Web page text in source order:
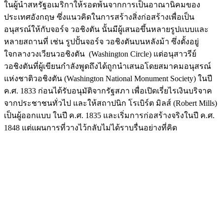
ในผู้นำสหรัฐอเมริกาให้รอดพ้นจากการเป็นอาณานิคมของ
ประเทศอังกฤษ ซึ่งแนวคิดในการสร้างสิ่งก่อสร้างเพื่อเป็น
อนุสรณ์ให้กับจอร์จ วอชิงตัน นั้นมีผู้เสนอขึ้นหลายรูปแบบและ
หลายสถานที่ เช่น รูปปั้นจอร์จ วอชิงตันบนหลังม้า ซึ่งตั้งอยู่
ใจกลางวงเวียนวอชิงตัน (Washington Circle) แต่อนุสาวรีย์
วอชิงตันที่ผู้เขียนกำลังพูดถึงได้ถูกนำเสนอโดยสมาคมอนุสรณ์
แห่งชาติวอชิงตัน (Washington National Monument Society) ในปี
ค.ศ. 1833 ก่อนได้รับอนุมัติจากรัฐสภา เพื่อเปิดเรี่ยไรเงินบริจาค
จากประชาชนทั่วไป และให้สถาปนิก โรเบิร์ต มิลส์ (Robert Mills)
เป็นผู้ออกแบบ ในปี ค.ศ. 1835 และเริ่มการก่อสร้างจริงในปี ค.ศ.
1848 แต่แผนการที่วางไว้กลับไม่ได้ราบรื่นอย่างที่คิด